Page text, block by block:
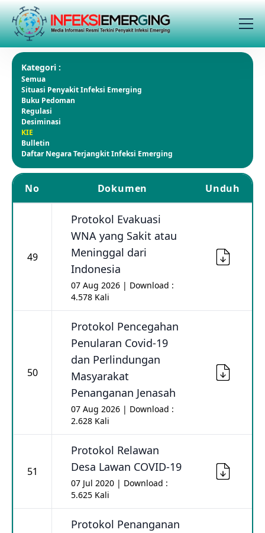
Kategori :
Semua
Situasi Penyakit Infeksi Emerging
Buku Pedoman
Regulasi
Desiminasi
KIE
Bulletin
Daftar Negara Terjangkit Infeksi Emerging
No Dokumen Unduh
49
Protokol Evakuasi
WNA yang Sakit atau
Meninggal dari
Indonesia
07 Aug 2026 | Download :
4.578 Kali
50
Protokol Pencegahan
Penularan Covid-19
dan Perlindungan
Masyarakat
Penanganan Jenasah
07 Aug 2026 | Download :
2.628 Kali
51
Protokol Relawan
Desa Lawan COVID-19
07 Jul 2020 | Download :
5.625 Kali
Protokol Penanganan